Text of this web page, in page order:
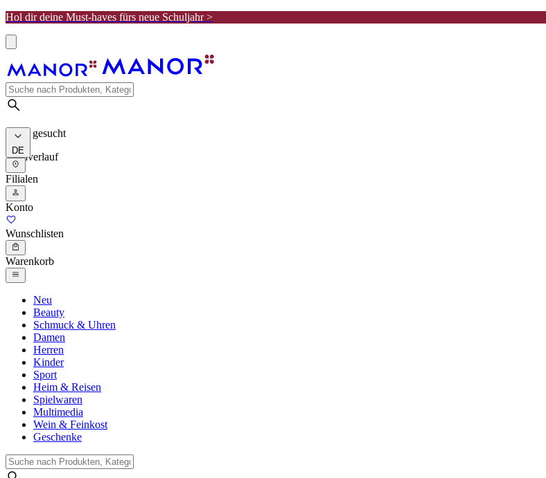
Hol dir deine Must-haves fürs neue Schuljahr >
Meist gesucht
Suchverlauf
DE
Filialen
Konto
Wunschlisten
Warenkorb
Neu
Beauty
Schmuck & Uhren
Damen
Herren
Kinder
Sport
Heim & Reisen
Spielwaren
Multimedia
Wein & Feinkost
Geschenke